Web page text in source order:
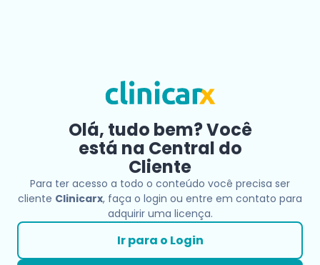
Olá, tudo bem? Você
está na Central do
Cliente
Para ter acesso a todo o conteúdo você precisa ser
cliente Clinicarx, faça o login ou entre em contato para
adquirir uma licença.
Ir para o Login